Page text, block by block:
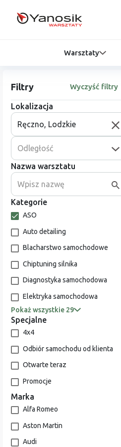
Warsztaty
Filtry Wyczyść filtry
Lokalizacja
Odległość
Nazwa warsztatu
Kategorie
ASO
Auto detailing
Blacharstwo samochodowe
Chiptuning silnika
Diagnostyka samochodowa
Elektryka samochodowa
Pokaż wszystkie 29
Specjalne
4x4
Odbiór samochodu od klienta
Otwarte teraz
Promocje
Marka
Alfa Romeo
Aston Martin
Audi